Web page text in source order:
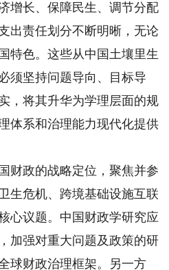
长、保障民生、调节分配
出责任划分不断明晰，无论
特色。这些从中国土壤里生
须坚持问题导向、目标导
，将其升华为学理层面的规
体系和治理能力现代化提供
政的战略定位，聚焦并参
生危机、跨境基础设施互联
心议题。中国财政学研究应
加强对重大问题及政策的研
球财政治理框架。另一方